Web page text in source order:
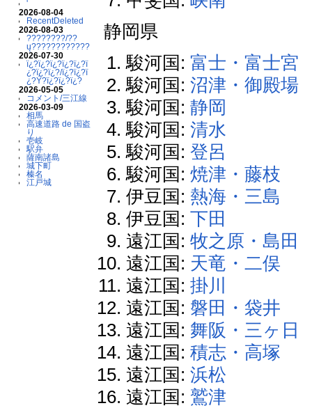
'
2026-08-04
RecentDeleted
2026-08-03
????????/??
ų????????????
2026-07-30
ï¿?ï¿?ï¿?ï¿?ï¿?ï
¿?ï¿?ï¿?/ï¿?ï¿?ï
¿?Ý?ï¿?ï¿?ï¿?
2026-05-05
コメント/三江線
2026-03-09
相馬
高速道路 de 国盗
り
壱岐
駅弁
薩南諸島
城下町
榛名
江戸城
静岡県
駿河国:富士・富士宮
駿河国:沼津・御殿場
駿河国:静岡
駿河国:清水
駿河国:登呂
駿河国:焼津・藤枝
伊豆国: 熱海・三島
伊豆国:下田
遠江国:牧之原・島田
遠江国: 天竜・二俣
遠江国:掛川
遠江国: 磐田・袋井
遠江国: 舞阪・三ヶ日
遠江国:積志・高塚
遠江国:浜松
遠江国: 鷲津